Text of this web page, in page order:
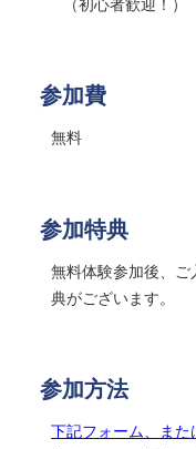
（初心者歓迎！）
参加費
無料
参加特典
無料体験参加後、
典がございます。
参加方法
下記フォーム、また